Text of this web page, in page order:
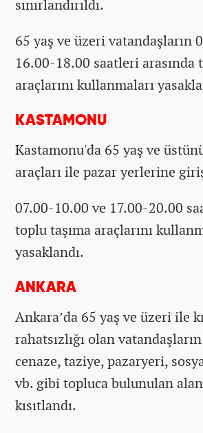
sınırlandırıldı.
65 yaş ve üzeri vatandaşların
16.00-18.00 saatleri arasında
araçlarını kullanmaları
KASTAMONU
Kastamonu'da 65 yaş ve
araçları ile pazar yerlerine
07.00-10.00 ve 17.00-20.00
toplu taşıma araçlarını
yasaklandı.
ANKARA
Ankara’da 65 yaş ve üzeri ile
rahatsızlığı olan
cenaze, taziye, pazaryeri,
vb. gibi topluca bulunulan
kısıtlandı.